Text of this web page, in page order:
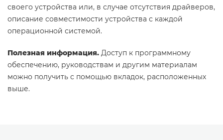
своего устройства или, в случае отсутствия драйверов,
описание совместимости устройства с каждой
операционной системой.
Полезная информация. Доступ к программному
обеспечению, руководствам и другим материалам
можно получить с помощью вкладок, расположенных
выше.